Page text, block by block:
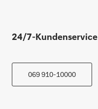
24/7-Kundenservice
069 910-10000